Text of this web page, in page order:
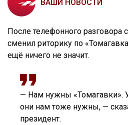
ВАШИ НОВОСТИ
После телефонного разговора
сменил риторику по
ещё ничего не значит.
— Нам нужны «Томагавки».
они нам тоже нужны, —
президент.